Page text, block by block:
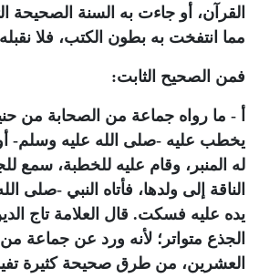
القرآن، أو جاءت به السنة الصحيحة
مما انتفخت به بطون الكتب، فلا
فمن الصحيح الثابت:
أ - ما رواه جماعة من الصحابة من
يخطب عليه -صلى الله عليه وسلم-
له المنبر، وقام عليه للخطبة، سمع
الناقة إلى ولدها، فأتاه النبي -صلى
يده عليه فسكت. قال العلامة تاج
الجذع متواتر؛ لأنه ورد عن جماعة
العشرين، من طرق صحيحة كثيرة